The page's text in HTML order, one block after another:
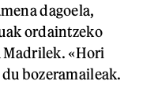
dagoela,
ordaintzeko
Madrilek. «Hori
bozeramaileak.